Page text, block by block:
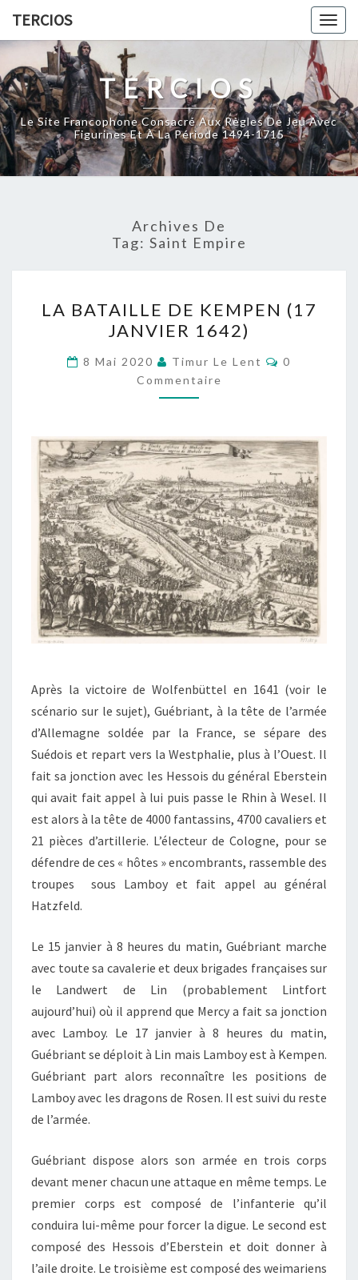
content
TERCIOS
TERCIOS
Le Site Francophone Consacré Aux Règles De Jeu Avec
Figurines Et À La Période 1494-1715
Archives De
Tag: Saint Empire
BATAILLE
DE
KEMPEN
(17
JANVIER
LA BATAILLE DE KEMPEN (17
JANVIER 1642)
8 Mai 2020 Timur Le Lent
0
Commentaire
Après la victoire de Wolfenbüttel en 1641 (voir le
scénario sur le sujet), Guébriant, à la tête de l’armée
d’Allemagne soldée par la France, se sépare des
Suédois et repart vers la Westphalie, plus à l’Ouest. Il
fait sa jonction avec les Hessois du général Eberstein
qui avait fait appel à lui puis passe le Rhin à Wesel. Il
est alors à la tête de 4000 fantassins, 4700 cavaliers et
21 pièces d’artillerie. L’électeur de Cologne, pour se
défendre de ces « hôtes » encombrants, rassemble des
troupes sous Lamboy et fait appel au général
Hatzfeld.
Le 15 janvier à 8 heures du matin, Guébriant marche
avec toute sa cavalerie et deux brigades françaises sur
le Landwert de Lin (probablement Lintfort
aujourd’hui) où il apprend que Mercy a fait sa jonction
avec Lamboy. Le 17 janvier à 8 heures du matin,
Guébriant se déploit à Lin mais Lamboy est à Kempen.
Guébriant part alors reconnaître les positions de
Lamboy avec les dragons de Rosen. Il est suivi du reste
de l’armée.
Guébriant dispose alors son armée en trois corps
devant mener chacun une attaque en même temps. Le
premier corps est composé de l’infanterie qu’il
conduira lui-même pour forcer la digue. Le second est
composé des Hessois d’Eberstein et doit donner à
l’aile droite. Le troisième est composé des weimariens